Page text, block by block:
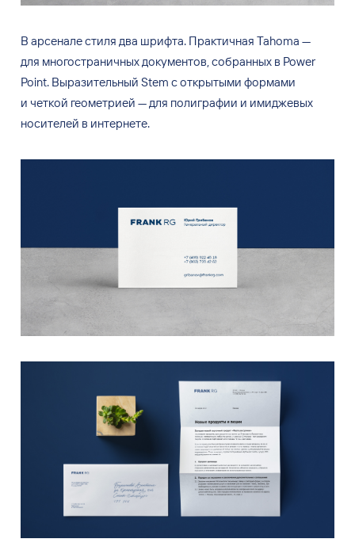
В арсенале стиля два шрифта. Практичная Tahoma —
для многостраничных документов, собранных в Power
Point. Выразительный Stem соткрытыми формами
и четкой геометрией —для полиграфии и имиджевых
носителей в интернете.